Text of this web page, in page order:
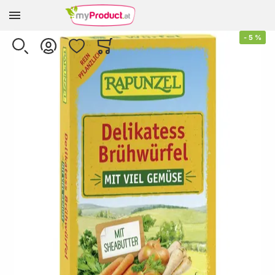
Zur Homepage
SUCHE KONTO WUNSCHLISTEWARENKORB
Minicart
Skip to the end of the images gallery - 5 %